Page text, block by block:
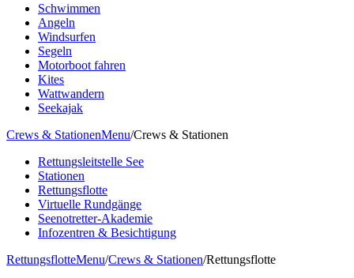
Schwimmen
Angeln
Windsurfen
Segeln
Motorboot fahren
Kites
Wattwandern
Seekajak
Crews & StationenMenu/Crews & Stationen
Rettungsleitstelle See
Stationen
Rettungsflotte
Virtuelle Rundgänge
Seenotretter-Akademie
Infozentren & Besichtigung
RettungsflotteMenu/Crews & Stationen/Rettungsflotte